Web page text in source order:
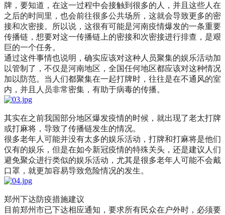
牌，要知道，在这一过程中会接触到很多的人，并且这些人在
之后的时间里，也会前往很多公共场所，这就会导致更多的密
接和次密接。所以说，这很有可能是河南疫情爆发的一条重要
传播链，想要对这一传播链上的密接和次密接进行排查，是艰
巨的一个任务。
通过这件事情也说明，确实应该对这种人员聚集的娱乐活动加
以管制了，不仅是河南地区，全国任何地区都应该对这种情况
加以防范。当人们都聚集在一起打牌时，往往是在不通风的室
内，并且人员非常密集，有助于病毒的传播。
其实在之前我国部分地区爆发疫情的时候，就出现了老太打牌
或打麻将，导致了传播链发生的情况。
很多老年人可能并没有太多的娱乐活动，打牌和打麻将是他们
仅有的娱乐，但是在如今新冠疫情的特殊关头，还是建议人们
避免聚众进行类似的娱乐活动，尤其是很多老年人可能不会戴
口罩，就更加容易导致危险情况的发生。
郑州下达防疫措施建议
目前郑州市已下达相应通知，要求所有民众在户外时，必须要